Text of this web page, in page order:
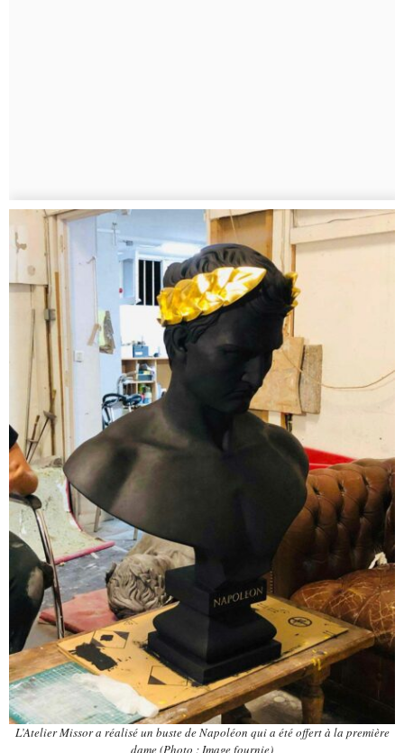
L’Atelier Missor a réalisé un buste de Napoléon qui a été offert à la première
dame (Photo : Image fournie)